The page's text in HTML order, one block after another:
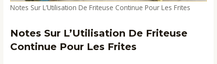
Notes Sur L’Utilisation De Friteuse Continue Pour Les Frites
Notes Sur L’Utilisation De Friteuse
Continue Pour Les Frites